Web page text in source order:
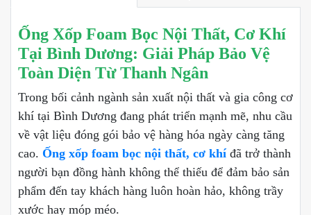
Ống Xốp Foam Bọc Nội Thất, Cơ Khí
Tại Bình Dương: Giải Pháp Bảo Vệ
Toàn Diện Từ Thanh Ngân
Trong bối cảnh ngành sản xuất nội thất và gia công cơ
khí tại Bình Dương đang phát triển mạnh mẽ, nhu cầu
về vật liệu đóng gói bảo vệ hàng hóa ngày càng tăng
cao. Ống xốp foam bọc nội thất, cơ khíđã trở thành
người bạn đồng hành không thể thiếu để đảm bảo sản
phẩm đến tay khách hàng luôn hoàn hảo, không trầy
xước hay móp méo.